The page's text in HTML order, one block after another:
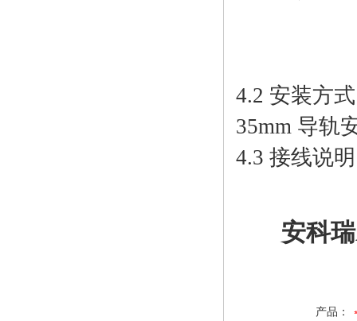
4.2 安装方式
35mm 导轨
4.3 接线说明
安科
产品：